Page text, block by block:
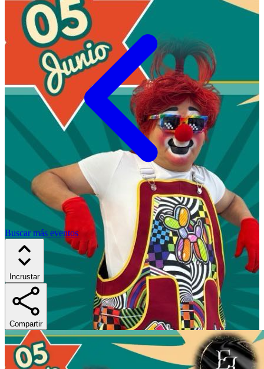
Buscar más eventos
Incrustar
Compartir